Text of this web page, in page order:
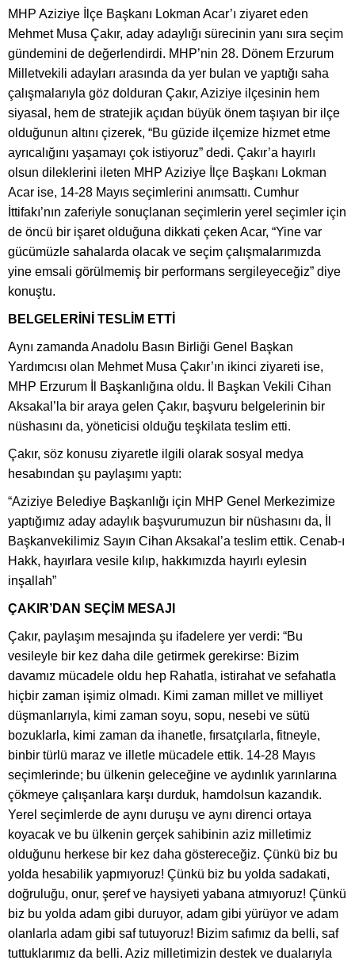
MHP Aziziye İlçe Başkanı Lokman Acar’ı ziyaret eden
Mehmet Musa Çakır, aday adaylığı sürecinin yanı sıra seçim
gündemini de değerlendirdi. MHP’nin 28. Dönem Erzurum
Milletvekili adayları arasında da yer bulan ve yaptığı saha
çalışmalarıyla göz dolduran Çakır, Aziziye ilçesinin hem
siyasal, hem de stratejik açıdan büyük önem taşıyan bir ilçe
olduğunun altını çizerek, “Bu güzide ilçemize hizmet etme
ayrıcalığını yaşamayı çok istiyoruz” dedi. Çakır’a hayırlı
olsun dileklerini ileten MHP Aziziye İlçe Başkanı Lokman
Acar ise, 14-28 Mayıs seçimlerini anımsattı. Cumhur
İttifakı’nın zaferiyle sonuçlanan seçimlerin yerel seçimler için
de öncü bir işaret olduğuna dikkati çeken Acar, “Yine var
gücümüzle sahalarda olacak ve seçim çalışmalarımızda
yine emsali görülmemiş bir performans sergileyeceğiz” diye
konuştu.
BELGELERİNİ TESLİM ETTİ
Aynı zamanda Anadolu Basın Birliği Genel Başkan
Yardımcısı olan Mehmet Musa Çakır’ın ikinci ziyareti ise,
MHP Erzurum İl Başkanlığına oldu. İl Başkan Vekili Cihan
Aksakal’la bir araya gelen Çakır, başvuru belgelerinin bir
nüshasını da, yöneticisi olduğu teşkilata teslim etti.
Çakır, söz konusu ziyaretle ilgili olarak sosyal medya
hesabından şu paylaşımı yaptı:
“Aziziye Belediye Başkanlığı için MHP Genel Merkezimize
yaptığımız aday adaylık başvurumuzun bir nüshasını da, İl
Başkanvekilimiz Sayın Cihan Aksakal’a teslim ettik. Cenab-ı
Hakk, hayırlara vesile kılıp, hakkımızda hayırlı eylesin
inşallah”
ÇAKIR’DAN SEÇİM MESAJI
Çakır, paylaşım mesajında şu ifadelere yer verdi: “Bu
vesileyle bir kez daha dile getirmek gerekirse: Bizim
davamız mücadele oldu hep Rahatla, istirahat ve sefahatla
hiçbir zaman işimiz olmadı. Kimi zaman millet ve milliyet
düşmanlarıyla, kimi zaman soyu, sopu, nesebi ve sütü
bozuklarla, kimi zaman da ihanetle, fırsatçılarla, fitneyle,
binbir türlü maraz ve illetle mücadele ettik. 14-28 Mayıs
seçimlerinde; bu ülkenin geleceğine ve aydınlık yarınlarına
çökmeye çalışanlara karşı durduk, hamdolsun kazandık.
Yerel seçimlerde de aynı duruşu ve aynı direnci ortaya
koyacak ve bu ülkenin gerçek sahibinin aziz milletimiz
olduğunu herkese bir kez daha göstereceğiz. Çünkü biz bu
yolda hesabilik yapmıyoruz! Çünkü biz bu yolda sadakati,
doğruluğu, onur, şeref ve haysiyeti yabana atmıyoruz! Çünkü
biz bu yolda adam gibi duruyor, adam gibi yürüyor ve adam
olanlarla adam gibi saf tutuyoruz! Bizim safımız da belli, saf
tuttuklarımız da belli. Aziz milletimizin destek ve dualarıyla